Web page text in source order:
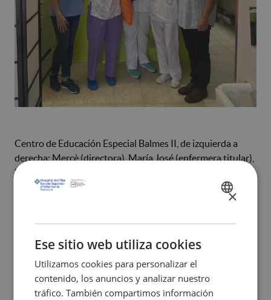
Centro de Educación Especial Balmes II, de izquierda a
derecha: Mercè (directora), María José (enfermera titular),
Elisabeth (alumna Máster Salud Escolar ESIMar), Alba (ex-
alumna ESIMar), José Antonio (coordinador de posgrados
SPANISH
×
Ese sitio web utiliza cookies
Utilizamos cookies para personalizar el
contenido, los anuncios y analizar nuestro
tráfico. También compartimos información